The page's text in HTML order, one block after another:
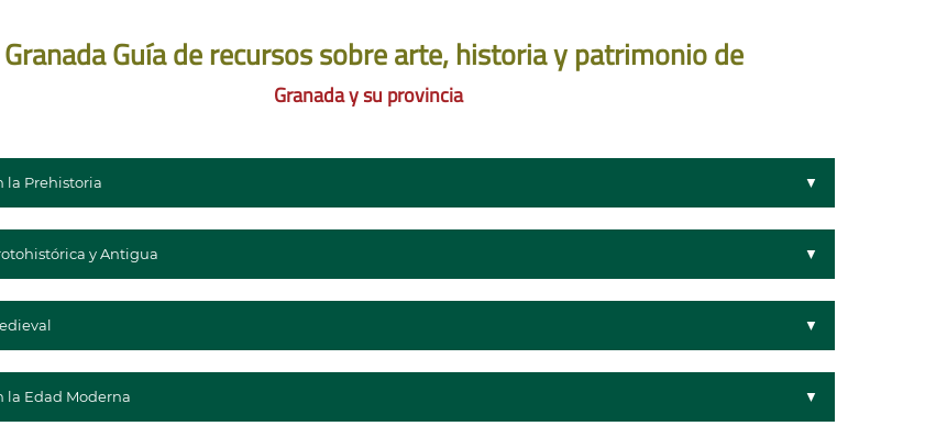
Granada Guía de recursos sobre arte, historia y patrimonio de
Granada y su provincia
la Prehistoria
y Antigua
la Edad Moderna